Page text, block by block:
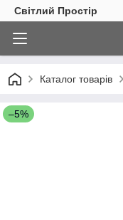
Світлий Простір
Каталог товарів
–5%